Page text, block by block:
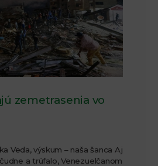
zemetrasenia vo
Veda, výskum – naša šanca Aj
a trúfalo, Venezuelčanom